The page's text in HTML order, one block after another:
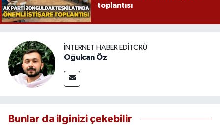
toplantısı
İNTERNET HABER EDITÖRÜ
Oğulcan Öz
Bunlar da ilginizi çekebilir